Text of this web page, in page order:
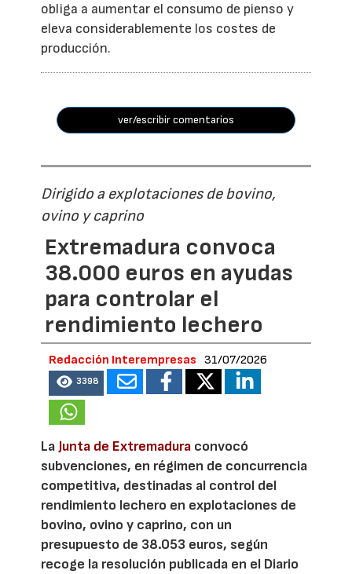
obliga a aumentar el consumo de pienso y
eleva considerablemente los costes de
producción.
ver/escribir comentarios
Dirigido a explotaciones de bovino,
ovino y caprino
Extremadura convoca
38.000 euros en ayudas
para controlar el
rendimiento lechero
Redacción Interempresas 31/07/2026
3398
La Junta de Extremadura convocó
subvenciones, en régimen de concurrencia
competitiva, destinadas al control del
rendimiento lechero en explotaciones de
bovino, ovino y caprino, con un
presupuesto de 38.053 euros, según
recoge la resolución publicada en el Diario